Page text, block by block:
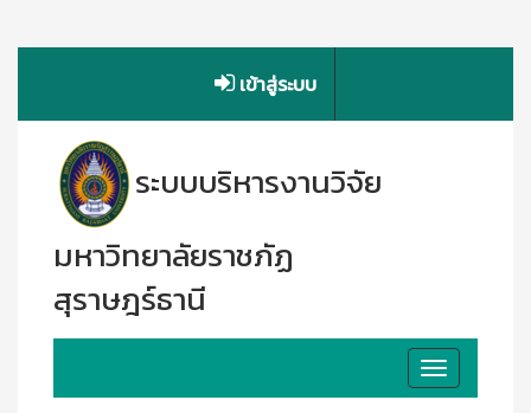
เข้าสู่ระบบ
ระบบบริหารงานวิจัย
มหาวิทยาลัยราชภัฏ
สุราษฎร์ธานี
Toggle
navigation